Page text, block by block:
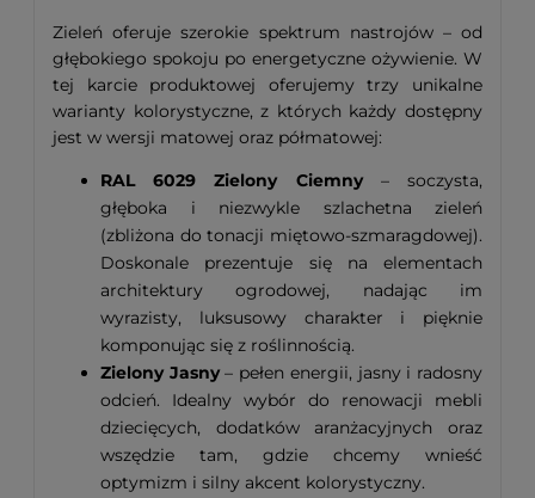
Zieleń oferuje szerokie spektrum nastrojów – od
głębokiego spokoju po energetyczne ożywienie. W
tej karcie produktowej oferujemy trzy unikalne
warianty kolorystyczne, z których każdy dostępny
jest w wersji matowej oraz półmatowej:
RAL 6029 Zielony Ciemny– soczysta,
głęboka i niezwykle szlachetna zieleń
(zbliżona do tonacji miętowo-szmaragdowej).
Doskonale prezentuje się na elementach
architektury ogrodowej, nadając im
wyrazisty, luksusowy charakter i pięknie
komponując się z roślinnością.
Zielony Jasny– pełen energii, jasny i radosny
odcień. Idealny wybór do renowacji mebli
dziecięcych, dodatków aranżacyjnych oraz
wszędzie tam, gdzie chcemy wnieść
optymizm i silny akcent kolorystyczny.